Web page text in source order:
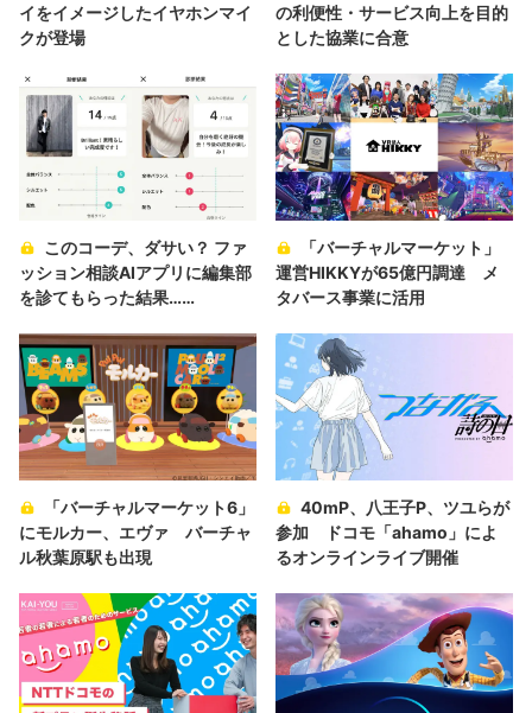
イをイメージしたイヤホンマイ
クが登場
の利便性・サービス向上を目的
とした協業に合意
このコーデ、ダサい？ ファ
ッション相談AIアプリに編集部
を診てもらった結果……
「バーチャルマーケット」
運営HIKKYが65億円調達 メ
タバース事業に活用
「バーチャルマーケット6」
にモルカー、エヴァ バーチャ
ル秋葉原駅も出現
40mP、八王子P、ツユらが
参加 ドコモ「ahamo」によ
るオンラインライブ開催